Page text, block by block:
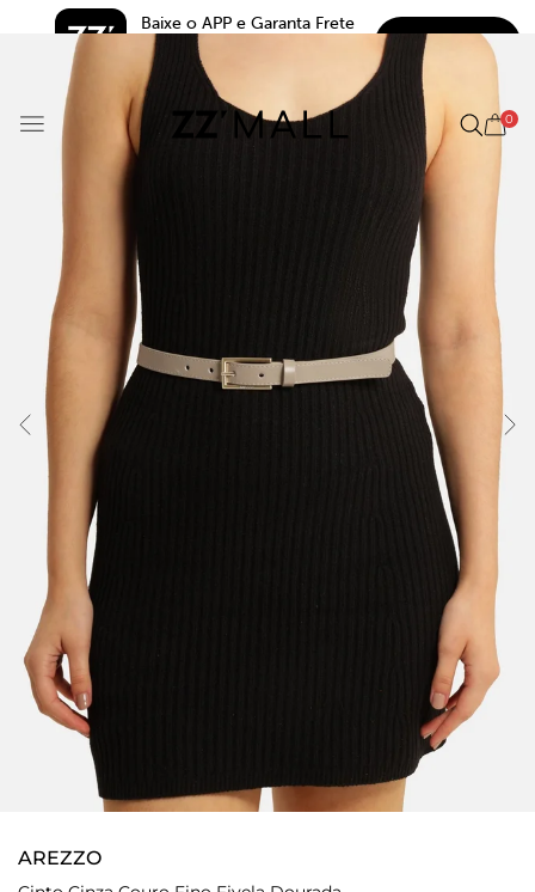
Baixe o APP e Garanta Frete
Grátis*
BAIXAR
0
AREZZO